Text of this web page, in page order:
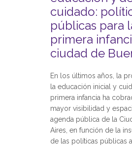
cuidado:
públicas para
primera
ciudad de
En los últimos años, la
la educación inicial y
primera infancia ha
mayor visibilidad y
agenda pública de la
Aires, en función de la
de las políticas públicas